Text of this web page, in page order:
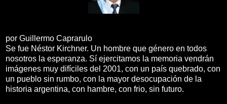
por Guillermo Caprarulo
Se fue Néstor Kirchner. Un hombre que género en todos
nosotros la esperanza. Sí ejercitamos la memoria vendrán
imágenes muy difíciles del 2001, con un país quebrado, con
un pueblo sin rumbo, con la mayor desocupación de la
historia argentina, con hambre, con frio, sin futuro.